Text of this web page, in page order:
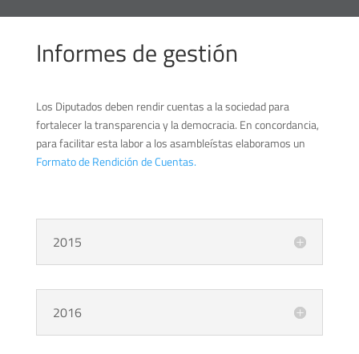
Informes de gestión
Los Diputados deben rendir cuentas a la sociedad para
fortalecer la transparencia y la democracia. En concordancia,
para facilitar esta labor a los asambleístas elaboramos un
Formato de Rendición de Cuentas.
2015
2016